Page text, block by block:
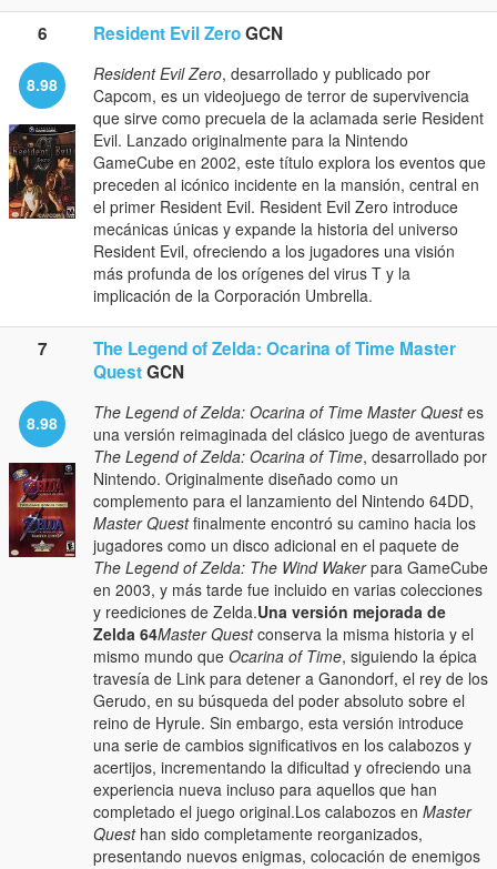
6 Resident Evil ZeroGCN
8.98 Resident Evil Zero, desarrollado y publicado por
Capcom, es un videojuego de terror de supervivencia
que sirve como precuela de la aclamada serie Resident
Evil. Lanzado originalmente para la Nintendo
GameCube en 2002, este título explora los eventos que
preceden al icónico incidente en la mansión, central en
el primer Resident Evil. Resident Evil Zero introduce
mecánicas únicas y expande la historia del universo
Resident Evil, ofreciendo a los jugadores una visión
más profunda de los orígenes del virus T y la
implicación de la Corporación Umbrella.
7
The Legend of Zelda: Ocarina of Time Master
QuestGCN
8.98 The Legend of Zelda: Ocarina of Time Master Questes
una versión reimaginada del clásico juego de aventuras
The Legend of Zelda: Ocarina of Time, desarrollado por
Nintendo. Originalmente diseñado como un
complemento para el lanzamiento del Nintendo 64DD,
Master Questfinalmente encontró su camino hacia los
jugadores como un disco adicional en el paquete de
The Legend of Zelda: The Wind Wakerpara GameCube
en 2003, y más tarde fue incluido en varias colecciones
y reediciones de Zelda.Una versión mejorada de
Zelda 64Master Questconserva la misma historia y el
mismo mundo que Ocarina of Time, siguiendo la épica
travesía de Link para detener a Ganondorf, el rey de los
Gerudo, en su búsqueda del poder absoluto sobre el
reino de Hyrule. Sin embargo, esta versión introduce
una serie de cambios significativos en los calabozos y
acertijos, incrementando la dificultad y ofreciendo una
experiencia nueva incluso para aquellos que han
completado el juego original.Los calabozos en Master
Questhan sido completamente reorganizados,
presentando nuevos enigmas, colocación de enemigos